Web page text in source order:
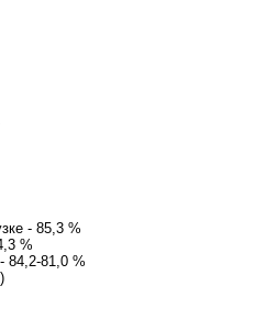
- 85,3 %
%
84,2-81,0 %